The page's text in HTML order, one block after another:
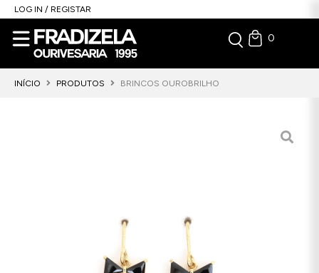
LOG IN / REGISTAR
0
INÍCIO PRODUTOS BRINCOS OUROBRILHO